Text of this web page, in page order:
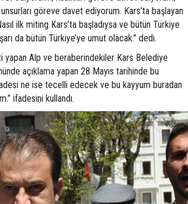
göreve davet ediyorum. Kars’ta başlayan
ilk miting Kars’ta başladıysa ve bütün Türkiye
da bütün Türkiye’ye umut olacak.” dedi.
yapan Alp ve beraberindekiler Kars Belediye
açıklama yapan 28 Mayıs tarihinde bu
ne ise tecelli edecek ve bu kayyum buradan
ifadesini kullandı.